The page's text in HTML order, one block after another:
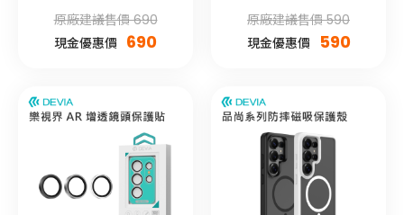
原廠建議售價 690
現金優惠價 690
原廠建議售價 590
現金優惠價
590